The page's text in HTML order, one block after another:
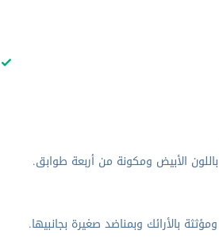
الأبيض ومكونة من أربعة طوابق.
بالأرائك وبمناضد صغيرة بجانبيها.